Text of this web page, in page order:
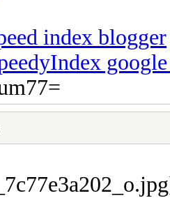
index blogger